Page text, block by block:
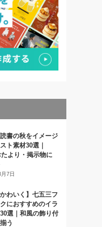
読書の秋をイメージ
ト素材30選｜
より・掲示物に
7日
かわいく】七五三フ
におすすめのイラ
選｜和風の飾り付
う